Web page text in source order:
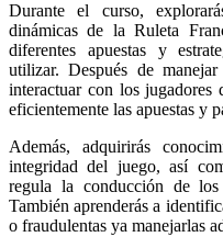
Durante el curso,
dinámicas de la Ruleta
diferentes apuestas y
utilizar. Después de
interactuar con los jugadores
eficientemente las apuestas y
Además, adquirirás
integridad del juego, así
regula la conducción de
También aprenderás a
o fraudulentas ya manejarlas